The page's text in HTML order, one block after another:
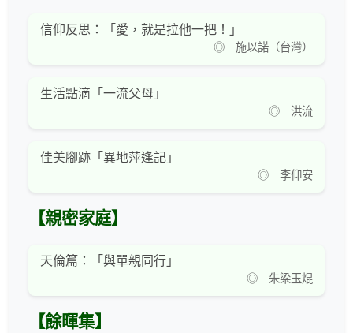
信仰反思：「愛，就是拉他一把！」
◎ 施以諾（台灣）
生活點滴「一流父母」
◎ 洪流
佳美腳跡「異地萍逢記」
◎ 李仰安
【親密家庭】
天倫篇：「與單親同行」
◎ 朱梁玉焜
【餘暉集】